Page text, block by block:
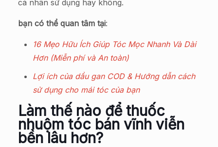
cá nhân sử dụng hay không.
bạn có thể quan tâm tại:
16 Mẹo Hữu Ích Giúp Tóc Mọc Nhanh Và Dài
Hơn (Miễn phí và An toàn)
Lợi ích của dầu gan COD & Hướng dẫn cách
sử dụng cho mái tóc của bạn
Làm thế nào để thuốc
nhuộm tóc bán vĩnh viễn
bền lâu hơn?